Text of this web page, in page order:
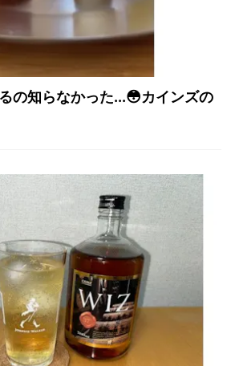
の知らなかった...😳カインズの